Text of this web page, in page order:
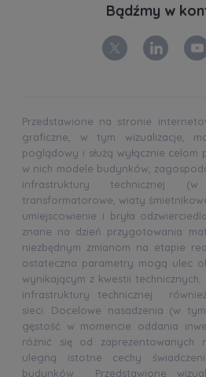
Bądźmy w
Przedstawione na stronie
graficzne, w tym wizualizacje,
poglądowy i służą wyłącznie celom
w nich modele budynków,
infrastruktury technicznej
transformatorowe, wiaty
umiejscowienie i bryła
znane na dzień przygotowania
niezbędnym zmianom na etapie
ostateczna parametry mogą ulec
wynikającym z kwestii
infrastruktury technicznej
sieci. Docelowe nasadzenia (w
gęstość w momencie oddania
różnić się od zaprezentowanych
ulegną istotne cechy
budynków. Przedstawione